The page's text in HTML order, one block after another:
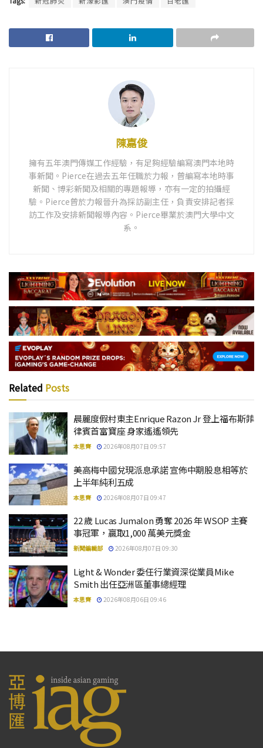
陳嘉俊
擁有五年澳門傳媒工作經驗，有足夠經驗編寫澳門本地時
事新聞。Pierce在過去五年任職於力報，曾編寫本地時事
新聞、博彩新聞及相關的專題報導，亦有一定的拍攝經
驗。Pierce曾於力報晉升為採訪副主任，負責安排記者採
訪工作及安排新聞報導內容。Pierce畢業於澳門大學中文
系。
Related Posts
晨麗度假村東主Enrique Razon Jr 登上福布斯菲
律賓首富寶座 身家遙遙領先
本思齊 2026年08月07日 09:57
美高梅中國兌現派息承諾 宣佈中期股息相等於
上半年純利五成
本思齊 2026年08月07日 09:47
22 歲 Lucas Jumalon 勇奪 2026 年 WSOP 主賽
事冠軍，贏取1,000 萬美元獎金
新聞編輯部 2026年08月07日 09:30
Light & Wonder 委任行業資深從業員Mike
Smith 出任亞洲區董事總經理
本思齊 2026年08月06日 09:46